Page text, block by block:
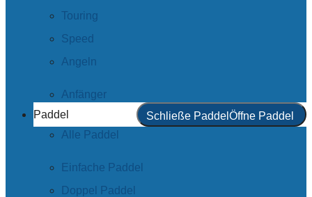
Touring
Speed
Angeln
Anfänger
Paddel
Schließe Paddel Öffne Paddel
Alle Paddel
Einfache Paddel
Doppel Paddel